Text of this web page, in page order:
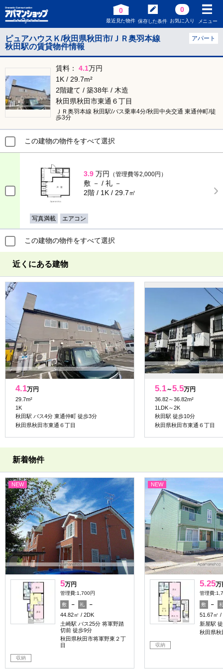
0
最近見た物件 保存した条件
0
お気に入り メニュー
ピュアハウスＫ/秋田県秋田市/ＪＲ奥羽本線
秋田駅の賃貸物件情報
アパート
賃料： 4.1万円
1K / 29.7m²
2階建て / 築38年 / 木造
秋田県秋田市東通６丁目
ＪＲ奥羽本線 秋田駅/バス乗車4分/秋田中央交通 東通仲町/徒
歩3分
この建物の物件をすべて選択
3.9 万円 （管理費等2,000円）
敷 － / 礼 －
2階 / 1K / 29.7㎡
写真満載 エアコン
この建物の物件をすべて選択
近くにある建物
4.1万円
29.7m²
1K
秋田駅 バス4分 東通仲町 徒歩3分
秋田県秋田市東通６丁目
5.1～5.5万円
36.82～36.82m²
1LDK～2K
秋田駅 徒歩10分
秋田県秋田市東通６丁目
新着物件
NEW
5万円
管理費:1,700円
敷 － 礼
－
44.82㎡
2DK
土崎駅 バス25分 将軍野踏
切前 徒歩9分
秋田県秋田市将軍野東２丁
目
収納
NEW
5.25万
管理費
敷 －
51.67㎡
新屋駅
秋田県秋
収納